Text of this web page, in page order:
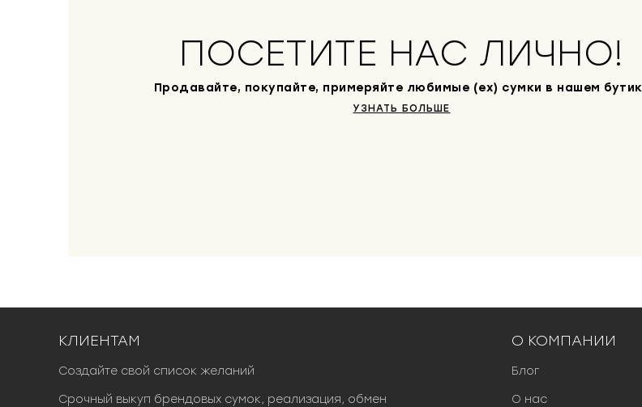
ПОСЕТИТЕ НАС ЛИЧНО!
Продавайте, покупайте, примеряйте любимые (ex) сумки в нашем
УЗНАТЬ БОЛЬШЕ
КЛИЕНТАМ
Создайте свой список желаний
Срочный выкуп брендовых сумок, реализация, обмен
О КОМПАНИИ
Блог
О нас